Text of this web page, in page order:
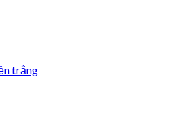
trắng